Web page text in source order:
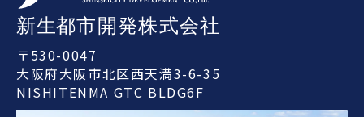
〒530-0047
大阪府大阪市北区西天満3-6-35
NISHITENMA GTC BLDG6F